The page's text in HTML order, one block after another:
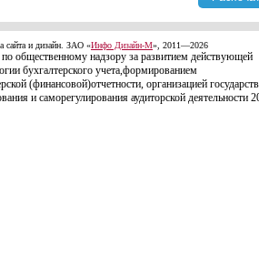
сайта и дизайн. ЗАО «Инфо Дизайн-М», 2011—2026
общественному надзору за развитием действующей
бухгалтерского учета,формированием
(финансовой)отчетности, организацией
и саморегулирования аудиторской деятельности